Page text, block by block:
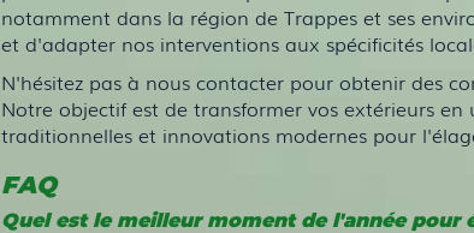
notamment dans la région de Trappes et ses
et d'adapter nos interventions aux spécificités
N'hésitez pas à nous contacter pour obtenir des
Notre objectif est de transformer vos extérieurs
traditionnelles et innovations modernes pour
FAQ
Quel est le meilleur moment de l'année pour